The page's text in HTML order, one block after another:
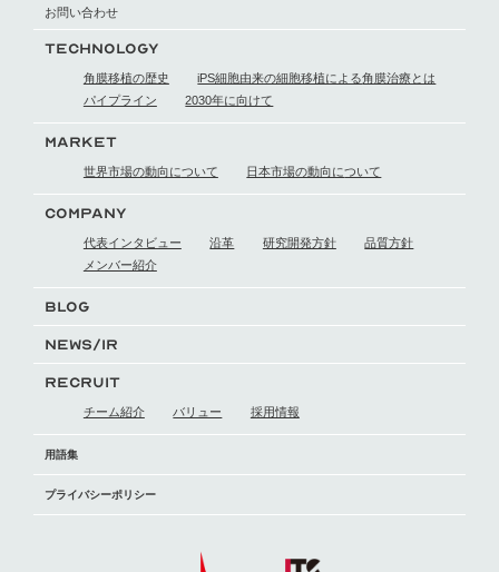
お問い合わせ
TECHNOLOGY
角膜移植の歴史 iPS細胞由来の細胞移植による角膜治療とは
パイプライン
2030年に向けて
MARKET
世界市場の動向について 日本市場の動向について
COMPANY
代表インタビュー 沿革 研究開発方針
品質方針
メンバー紹介
BLOG
NEWS/IR
RECRUIT
チーム紹介 バリュー 採用情報
用語集
プライバシーポリシー